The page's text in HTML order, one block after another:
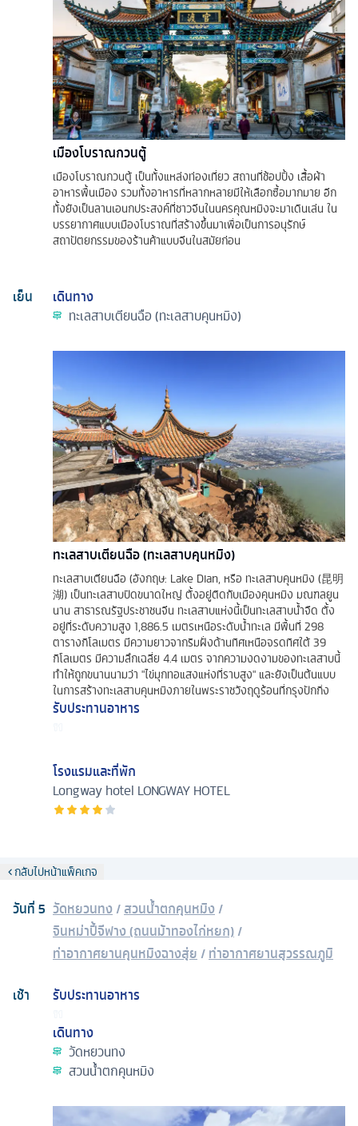
เมืองโบราณกวนตู้
เมืองโบราณกวนตู้ เป็นทั้งแหล่งท่องเที่ยว สถานที่ช้อปปิ้ง เสื้อผ้า
อาหารพื้นเมือง รวมทั้งอาหารที่หลากหลายมีให้เลือกซื้อมากมาย อีก
ทั้งยังเป็นลานเอนกประสงค์ที่ชาวจีนในนครคุณหมิงจะมาเดินเล่น ใน
บรรยากาศแบบเมืองโบราณที่สร้างขึ้นมาเพื่อเป็นการอนุรักษ์
สถาปัตยกรรมของร้านค้าแบบจีนในสมัยก่อน
เย็น
เดินทาง
ทะเลสาบเตียนฉือ (ทะเลสาบคุนหมิง)
ทะเลสาบเตียนฉือ (ทะเลสาบคุนหมิง)
ทะเลสาบเตียนฉือ (อังกฤษ: Lake Dian, หรือ ทะเลสาบคุนหมิง (昆明
湖) เป็นทะเลสาบปิดขนาดใหญ่ ตั้งอยู่ติดกับเมืองคุนหมิง มณฑลยูน
นาน สาธารณรัฐประชาชนจีน ทะเลสาบแห่งนี้เป็นทะเลสาบน้ำจืด ตั้ง
อยู่ที่ระดับความสูง 1,886.5 เมตรเหนือระดับน้ำทะเล มีพื้นที่ 298
ตารางกิโลเมตร มีความยาวจากริมฝั่งด้านทิศเหนือจรดทิศใต้ 39
กิโลเมตร มีความลึกเฉลี่ย 4.4 เมตร จากความงดงามของทะเลสาบนี้
ทำให้ถูกขนานนามว่า "ไข่มุกทอแสงแห่งที่ราบสูง" และยังเป็นต้นแบบ
ในการสร้างทะเลสาบคุนหมิงภายในพระราชวังฤดูร้อนที่กรุงปักกิ่ง
รับประทานอาหาร
โรงแรมและที่พัก
Longway hotel LONGWAY HOTEL
กลับไปหน้าแพ็คเกจ
วันที่5 วัดหยวนทง/สวนน้ำตกคุนหมิง/
จินหม่าปี้จีฟาง (ถนนม้าทองไก่หยก)/
ท่าอากาศยานคุนหมิงฉางสุ่ย /ท่าอากาศยานสุวรรณภูมิ
เช้า
รับประทานอาหาร
เดินทาง
วัดหยวนทง
สวนน้ำตกคุนหมิง